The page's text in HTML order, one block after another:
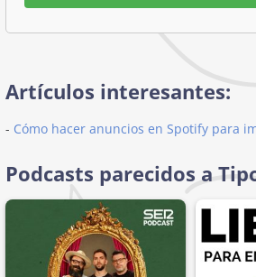
Artículos interesantes:
- Cómo hacer anuncios en Spotify para
Podcasts parecidos a